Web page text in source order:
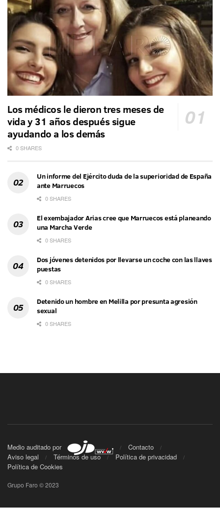
Los médicos le dieron tres meses de
vida y 31 años después sigue
ayudando a los demás
0 SHARES
Un informe del Ejército duda de la superioridad de España
ante Marruecos
0 SHARES
El exembajador Arias cree que Marruecos está planeando
una Marcha Verde
0 SHARES
Dos jóvenes detenidos por llevarse un coche con las llaves
puestas
0 SHARES
Detenido un hombre en Melilla por presunta agresión
sexual
0 SHARES
Medio auditado por
Contacto
Aviso legal
Términos de uso
Política de privacidad
Política de Cookies
Grupo Faro © 2023